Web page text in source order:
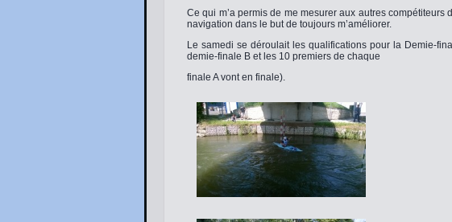
Ce qui m’a permis de me mesurer aux autres
navigation dans le but de toujours m’améliorer.
Le samedi se déroulait les qualifications pour la Demie-
demie-finale B et les 10 premiers de chaque
finale A vont en finale).